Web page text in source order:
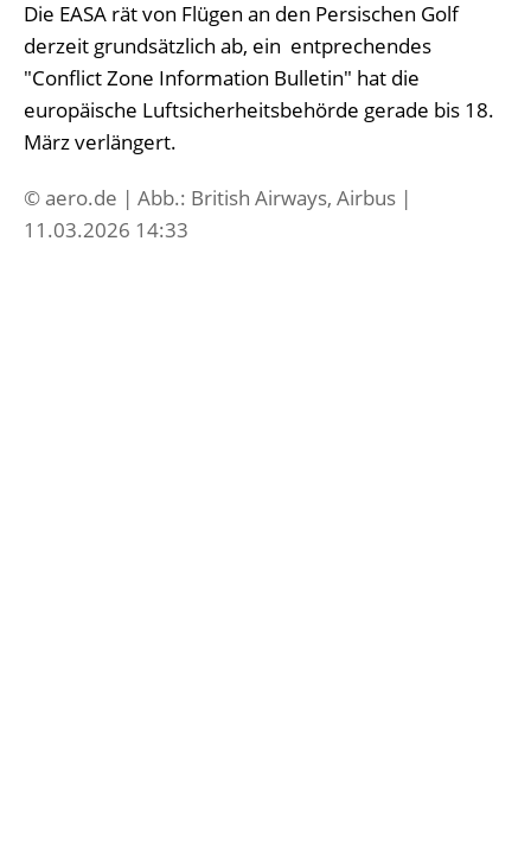
Die EASA rät von Flügen an den Persischen Golf
derzeit grundsätzlich ab, ein entprechendes
"Conflict Zone Information Bulletin" hat die
europäische Luftsicherheitsbehörde gerade bis 18.
März verlängert.
© aero.de | Abb.: British Airways, Airbus |
11.03.2026 14:33